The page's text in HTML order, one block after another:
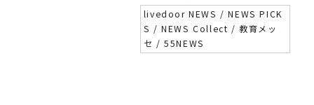
イデアコンテスト201
8」締切9/6
livedoor NEWS / NEWS PICK
S / NEWS Collect / 教育メッ
セ / 55NEWS